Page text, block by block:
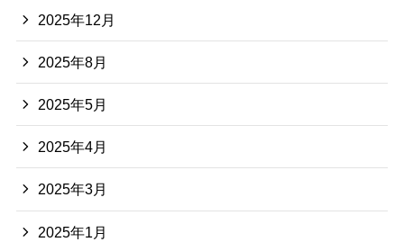
2025年12月
2025年8月
2025年5月
2025年4月
2025年3月
2025年1月